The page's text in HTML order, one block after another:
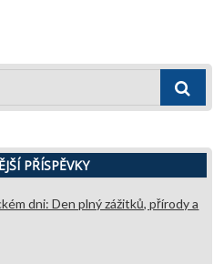
Hledej
PŘÍSPĚVKY
dni: Den plný zážitků, přírody a